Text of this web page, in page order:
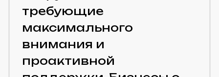
мобильные устройства
настройка форм обратной
связи и онлайн‑заявлений
подключение и настройка
модулей (поиск, фильтрация,
корзина)
поддержка личных кабинетов и
клиентских порталов
тестирование новых функций